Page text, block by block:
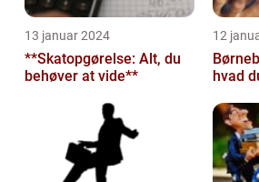
13 januar 2024
**Skatopgørelse: Alt, du
behøver at vide**
12
hvad